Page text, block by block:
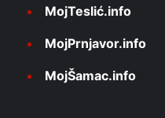
MojTeslić.info
MojPrnjavor.info
MojŠamac.info